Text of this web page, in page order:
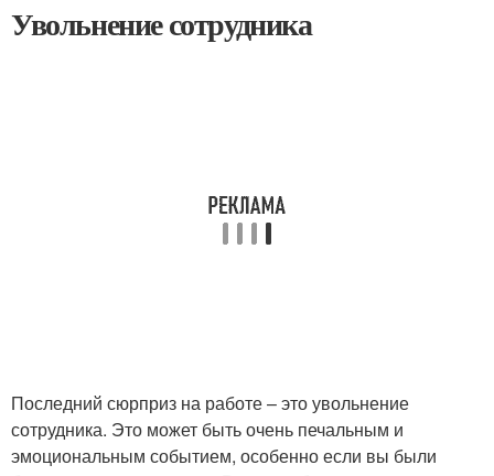
Увольнение сотрудника
Последний сюрприз на работе – это увольнение
сотрудника. Это может быть очень печальным и
эмоциональным событием, особенно если вы были